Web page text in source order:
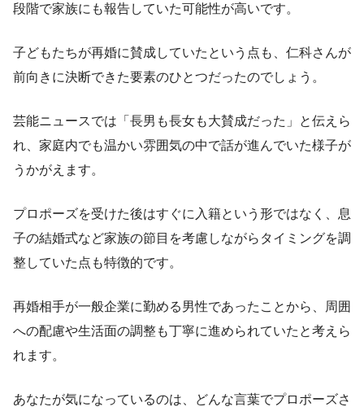
段階で家族にも報告していた可能性が高いです。
子どもたちが再婚に賛成していたという点も、仁科さんが
前向きに決断できた要素のひとつだったのでしょう。
芸能ニュースでは「長男も長女も大賛成だった」と伝えら
れ、家庭内でも温かい雰囲気の中で話が進んでいた様子が
うかがえます。
プロポーズを受けた後はすぐに入籍という形ではなく、息
子の結婚式など家族の節目を考慮しながらタイミングを調
整していた点も特徴的です。
再婚相手が一般企業に勤める男性であったことから、周囲
への配慮や生活面の調整も丁寧に進められていたと考えら
れます。
あなたが気になっているのは、どんな言葉でプロポーズさ